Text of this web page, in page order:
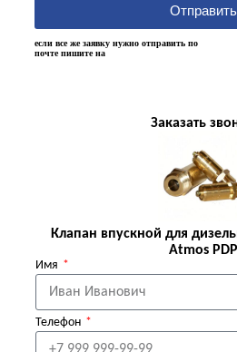
Отправить
если все же заявку нужно отправить по
почте пишите на
Заказать
Клапан впускной для
Atmos PDP
Имя
Телефон